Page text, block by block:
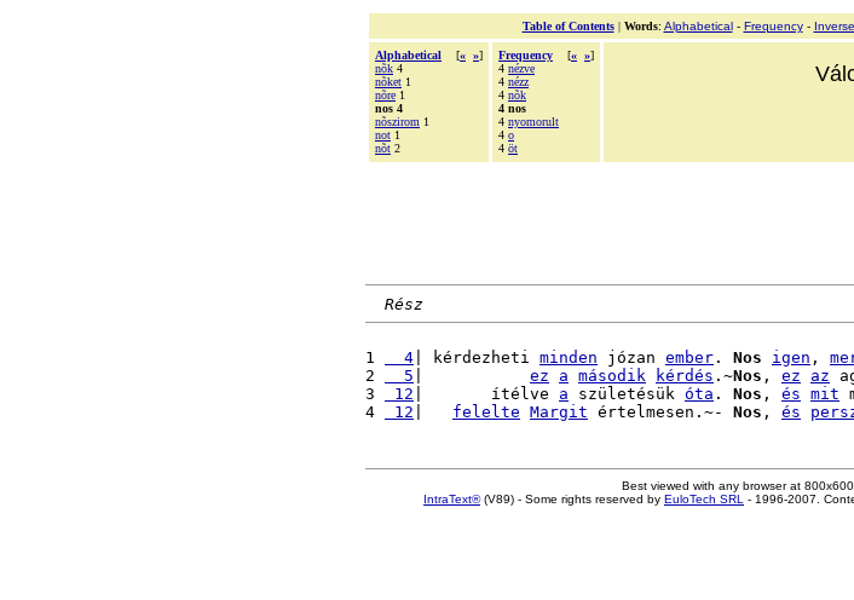
Table of Contents| Words: Alphabetical- Frequency- Inverse
Alphabetical [« »]
nõk 4
nõket 1
nõre 1
nos 4
nõszirom 1
not 1
nõt 2
Frequency [« »]
4 nézve
4 nézz
4 nõk
4 nos
4 nyomorult
4 o
4 öt
Rész
1
  4
| kérdezheti minden józan ember . Nos igen ,
2
  5
ez a második kérdés .~Nos , ez az
3
12 |       ítélve a születésük óta . Nos , és mit
4
12 felelte Margit értelmesen.~- Nos , és
Best viewed with any browser at
IntraText®(V89) - Some rights reserved by EuloTech SRL - 1996-2007.